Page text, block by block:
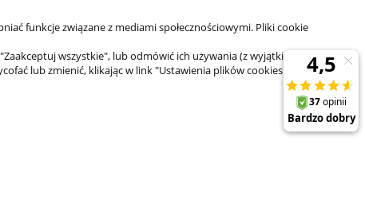
funkcje związane z mediami społecznościowymi. Pliki cookie
wszystkie", lub odmówić ich używania (z wyjątkiem
lub zmienić, klikając w link "Ustawienia plików cookies" na dole